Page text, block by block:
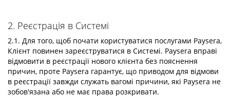
2. Реєстрація в Системі
2.1. Для того, щоб почати користуватися послугами Paysera,
Клієнт повинен зареєструватися в Системі. Paysera вправі
відмовити в реєстрації нового клієнта без пояснення
причин, проте Paysera гарантує, що приводом для відмови
в реєстрації завжди служать вагомі причини, які Paysera не
зобов'язана або не має права розкривати.